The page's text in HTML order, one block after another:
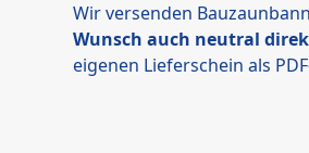
Wir versenden
Wunsch auch neutral
eigenen Lieferschein als